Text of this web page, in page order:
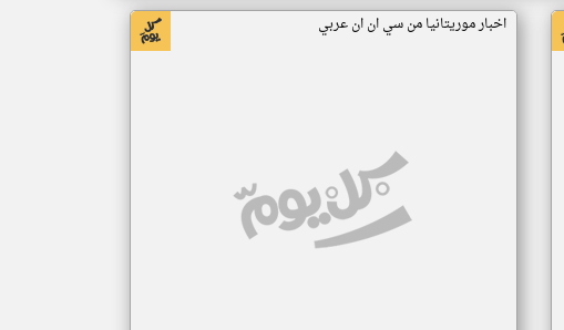
اخبار موريتانيا من سي ان ان عربي